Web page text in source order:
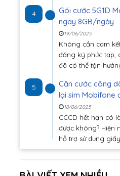
4
Gói cước 5G1D
ngay 8GB/ngày
19/06/2025
Không cần cam
đăng ký phức tạp,
đã có thể tận
5
Căn cước công
lại sim Mobifone
18/06/2025
CCCD hết hạn có
được không? Hiện
hỗ trợ sử dụng